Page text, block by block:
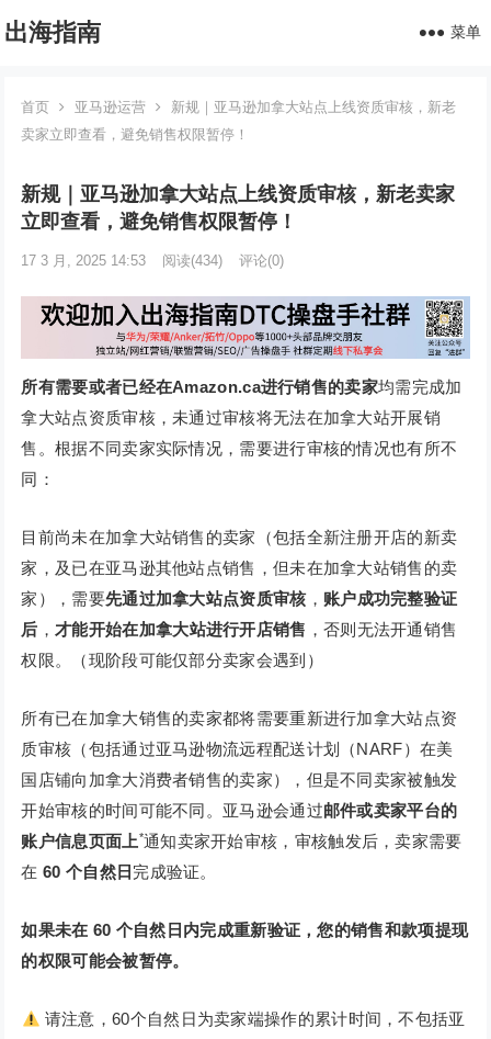
出海指南 菜单
首页 亚马逊运营
新规｜亚马逊加拿大站点上线资质审核，新老
卖家立即查看，避免销售权限暂停！
新规｜亚马逊加拿大站点上线资质审核，新老卖家
立即查看，避免销售权限暂停！
17 3 月, 2025 14:53 阅读(434) 评论(0)
所有需要或者已经在Amazon.ca进行销售的卖家均需完成加
拿大站点资质审核，未通过审核将无法在加拿大站开展销
售。根据不同卖家实际情况，需要进行审核的情况也有所不
同：
目前尚未在加拿大站销售的卖家（包括全新注册开店的新卖
家，及已在亚马逊其他站点销售，但未在加拿大站销售的卖
家），需要先通过加拿大站点资质审核， 账户成功完整验证
后 ， 才能开始在加拿大站进行开店销售 ，否则无法开通销售
权限。（现阶段可能仅部分卖家会遇到）
所有已在加拿大销售的卖家都将需要重新进行加拿大站点资
质审核（包括通过亚马逊物流远程配送计划（NARF）在美
国店铺向加拿大消费者销售的卖家），但是不同卖家被触发
开始审核的时间可能不同。亚马逊会通过邮件或卖家平台的
账户信息页面上*通知卖家开始审核，审核触发后，卖家需要
在60 个自然日 完成验证。
如果未在 60 个自然日内完成重新验证，您的销售和款项提现
的权限可能会被暂停。
请注意，60个自然日为卖家端操作的累计时间，不包括亚